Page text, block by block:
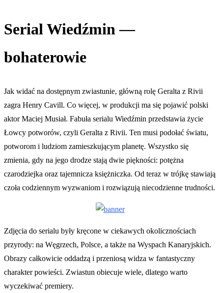
Serial Wiedźmin —
bohaterowie
Jak widać na dostępnym zwiastunie, główną rolę Geralta z Rivii
zagra Henry Cavill. Co więcej, w produkcji ma się pojawić polski
aktor Maciej Musiał. Fabuła serialu Wiedźmin przedstawia życie
Łowcy potworów, czyli Geralta z Rivii. Ten musi podołać światu,
potworom i ludziom zamieszkującym planetę. Wszystko się
zmienia, gdy na jego drodze stają dwie piękności: potężna
czarodziejka oraz tajemnicza księżniczka. Od teraz w trójkę stawiają
czoła codziennym wyzwaniom i rozwiązują niecodzienne trudności.
Zdjęcia do serialu były kręcone w ciekawych okolicznościach
przyrody: na Węgrzech, Polsce, a także na Wyspach Kanaryjskich.
Obrazy całkowicie oddadzą i przeniosą widza w fantastyczny
charakter powieści. Zwiastun obiecuje wiele, dlatego warto
wyczekiwać premiery.